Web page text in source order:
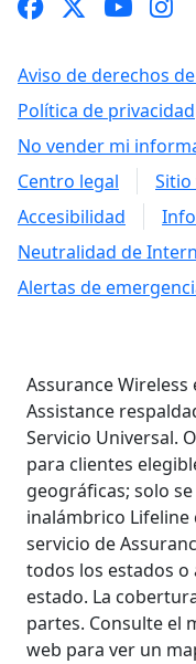
Aviso de derechos
Política de privacidad
No vender mi
Centro legal
Accesibilidad
Neutralidad de
Alertas de
Assurance
Assistance
Servicio Universal.
para clientes
geográficas; solo
inalámbrico Lifeline
servicio de
todos los estados o
estado. La
partes. Consulte el
web para ver un